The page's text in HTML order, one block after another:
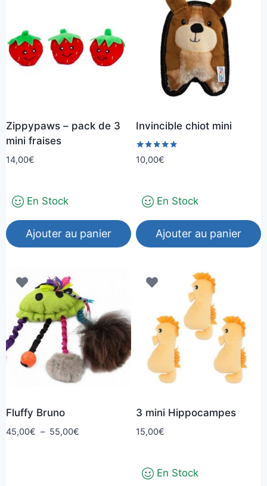
Zippypaws – pack de 3
mini fraises
14,00€
En Stock
Ajouter au panier
Invincible chiot mini
Note
5.00
10,00€
En Stock
Ajouter au panier
Fluffy Bruno
45,00€ – 55,00€
3 mini Hippocampes
15,00€
En Stock